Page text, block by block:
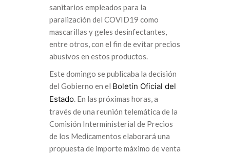
sanitarios empleados para la
paralización del COVID19 como
mascarillas y geles desinfectantes,
entre otros, con el fin de evitar precios
abusivos en estos productos.
Este domingo se publicaba la decisión
del Gobierno en el Boletín Oficial del
Estado. En las próximas horas, a
través de una reunión telemática de la
Comisión Interministerial de Precios
de los Medicamentos elaborará una
propuesta de importe máximo de venta